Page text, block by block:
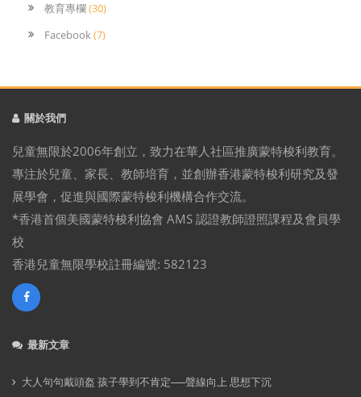
教育專欄(30)
Facebook(7)
關於我們
兒童無限於2006年創立，致力在華人社區推廣蒙特梭利教育。
專注於兒童、家長、教師培育，並創辦香港蒙特梭利研究及發
展學會，促進與國際蒙特梭利機構合作交流。
*香港首個美國蒙特梭利協會 AMS 認證教師證照課程及會員學
校
香港兒童無限學校註冊編號: 582123
最新文章
大人句句戴頭盔 孩子學到不肯定──聲線向上 思想下沉